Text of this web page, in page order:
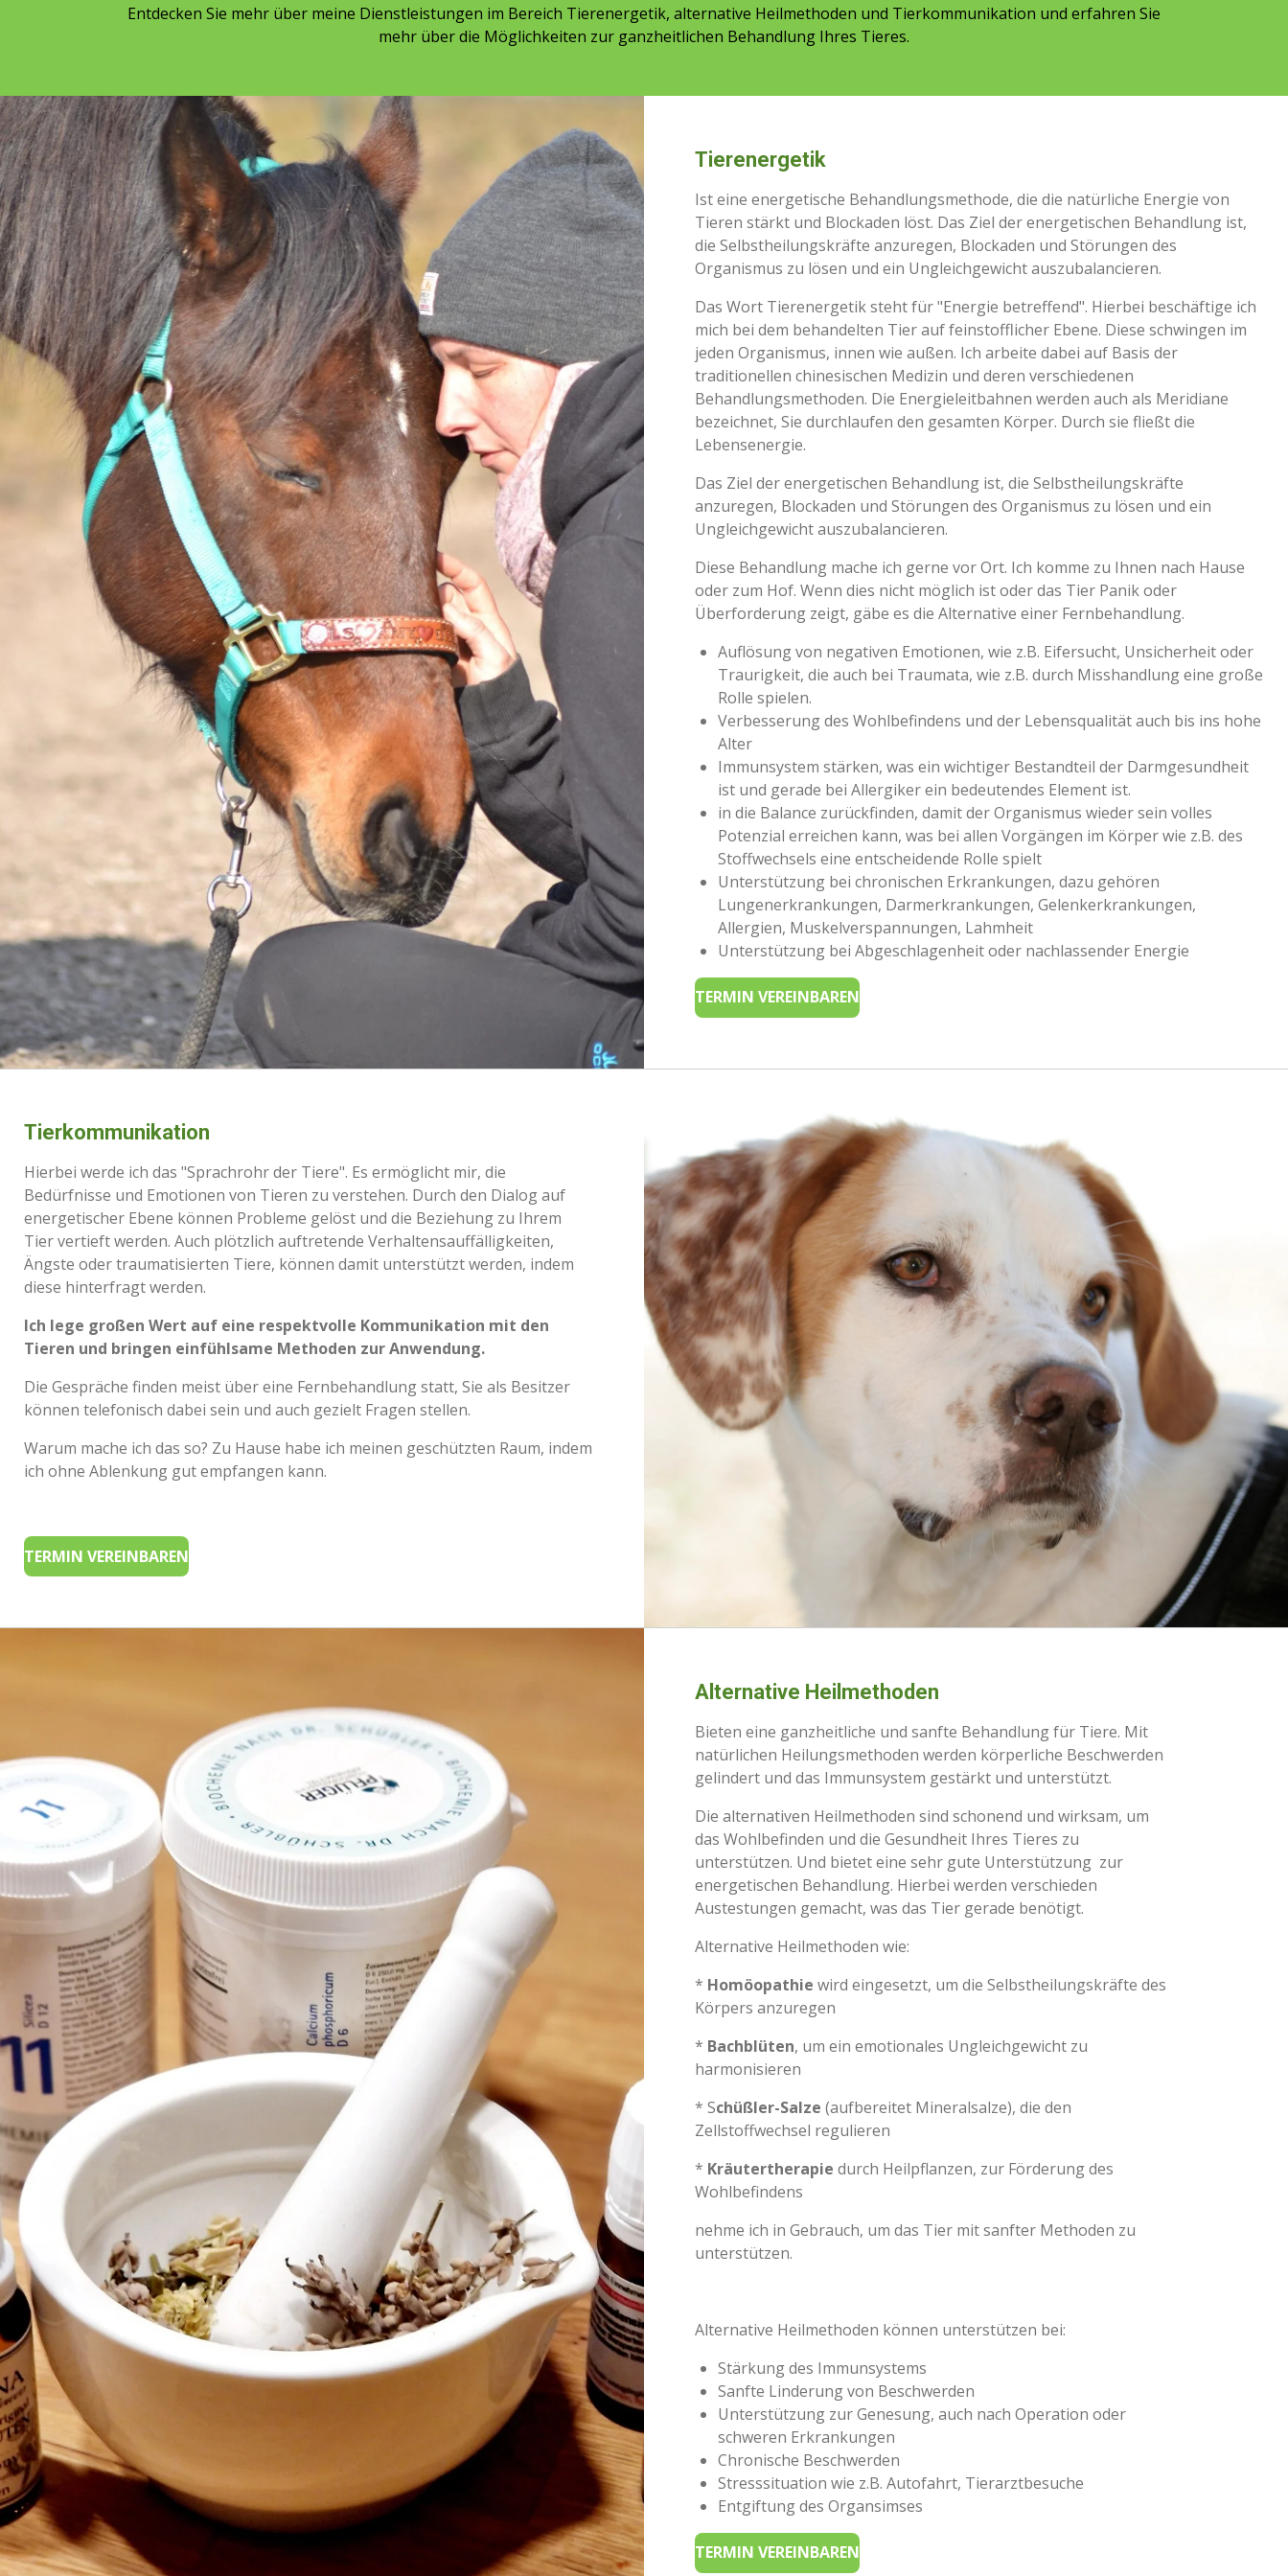
Entdecken Sie mehr über meine Dienstleistungen im Bereich Tierenergetik, alternative Heilmethoden und Tierkommunikation und erfahren Sie
mehr über die Möglichkeiten zur ganzheitlichen Behandlung Ihres Tieres.
Tierenergetik
Ist eine energetische Behandlungsmethode, die die natürliche Energie von
Tieren stärkt und Blockaden löst. Das Ziel der energetischen Behandlung ist,
die Selbstheilungskräfte anzuregen, Blockaden und Störungen des
Organismus zu lösen und ein Ungleichgewicht auszubalancieren.
Das Wort Tierenergetik steht für "Energie betreffend". Hierbei beschäftige ich
mich bei dem behandelten Tier auf feinstofflicher Ebene. Diese schwingen im
jeden Organismus, innen wie außen. Ich arbeite dabei auf Basis der
traditionellen chinesischen Medizin und deren verschiedenen
Behandlungsmethoden. Die Energieleitbahnen werden auch als Meridiane
bezeichnet, Sie durchlaufen den gesamten Körper. Durch sie fließt die
Lebensenergie.
Das Ziel der energetischen Behandlung ist, die Selbstheilungskräfte
anzuregen, Blockaden und Störungen des Organismus zu lösen und ein
Ungleichgewicht auszubalancieren.
Diese Behandlung mache ich gerne vor Ort. Ich komme zu Ihnen nach Hause
oder zum Hof. Wenn dies nicht möglich ist oder das Tier Panik oder
Überforderung zeigt, gäbe es die Alternative einer Fernbehandlung.
Auflösung von negativen Emotionen, wie z.B. Eifersucht, Unsicherheit oder
Traurigkeit, die auch bei Traumata, wie z.B. durch Misshandlung eine große
Rolle spielen.
Verbesserung des Wohlbefindens und der Lebensqualität auch bis ins hohe
Alter
Immunsystem stärken, was ein wichtiger Bestandteil der Darmgesundheit
ist und gerade bei Allergiker ein bedeutendes Element ist.
in die Balance zurückfinden, damit der Organismus wieder sein volles
Potenzial erreichen kann, was bei allen Vorgängen im Körper wie z.B. des
Stoffwechsels eine entscheidende Rolle spielt
Unterstützung bei chronischen Erkrankungen, dazu gehören
Lungenerkrankungen, Darmerkrankungen, Gelenkerkrankungen,
Allergien, Muskelverspannungen, Lahmheit
Unterstützung bei Abgeschlagenheit oder nachlassender Energie
TERMIN VEREINBAREN
Tierkommunikation
Hierbei werde ich das "Sprachrohr der Tiere". Es ermöglicht mir, die
Bedürfnisse und Emotionen von Tieren zu verstehen. Durch den Dialog auf
energetischer Ebene können Probleme gelöst und die Beziehung zu Ihrem
Tier vertieft werden. Auch plötzlich auftretende Verhaltensauffälligkeiten,
Ängste oder traumatisierten Tiere, können damit unterstützt werden, indem
diese hinterfragt werden.
Ich lege großen Wert auf eine respektvolle Kommunikation mit den
Tieren und bringen einfühlsame Methoden zur Anwendung.
Die Gespräche finden meist über eine Fernbehandlung statt, Sie als Besitzer
können telefonisch dabei sein und auch gezielt Fragen stellen.
Warum mache ich das so? Zu Hause habe ich meinen geschützten Raum, indem
ich ohne Ablenkung gut empfangen kann.
TERMIN VEREINBAREN
Alternative Heilmethoden
Bieten eine ganzheitliche und sanfte Behandlung für Tiere. Mit
natürlichen Heilungsmethoden werden körperliche Beschwerden
gelindert und das Immunsystem gestärkt und unterstützt.
Die alternativen Heilmethoden sind schonend und wirksam, um
das Wohlbefinden und die Gesundheit Ihres Tieres zu
unterstützen. Und bietet eine sehr gute Unterstützung zur
energetischen Behandlung. Hierbei werden verschieden
Austestungen gemacht, was das Tier gerade benötigt.
Alternative Heilmethoden wie:
* Homöopathie wird eingesetzt, um die Selbstheilungskräfte des
Körpers anzuregen
* Bachblüten, um ein emotionales Ungleichgewicht zu
harmonisieren
* Schüßler-Salze (aufbereitet Mineralsalze), die den
Zellstoffwechsel regulieren
* Kräutertherapie durch Heilpflanzen, zur Förderung des
Wohlbefindens
nehme ich in Gebrauch, um das Tier mit sanfter Methoden zu
unterstützen.
Alternative Heilmethoden können unterstützen bei:
Stärkung des Immunsystems
Sanfte Linderung von Beschwerden
Unterstützung zur Genesung, auch nach Operation oder
schweren Erkrankungen
Chronische Beschwerden
Stresssituation wie z.B. Autofahrt, Tierarztbesuche
Entgiftung des Organsimses
TERMIN VEREINBAREN